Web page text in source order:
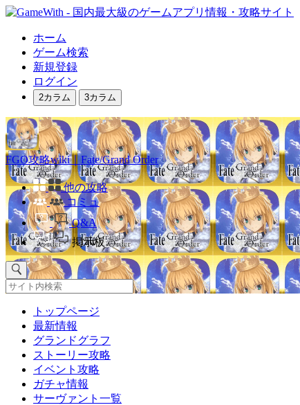
ホーム
ゲーム検索
新規登録
ログイン
2カラム 3カラム
FGO攻略wiki｜Fate/Grand Order
他の攻略
コミュ
Q&A
掲示板
トップページ
最新情報
グランドグラフ
ストーリー攻略
イベント攻略
ガチャ情報
サーヴァント一覧